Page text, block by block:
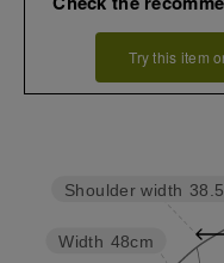
Try this item
Width 48cm
Shoulder width